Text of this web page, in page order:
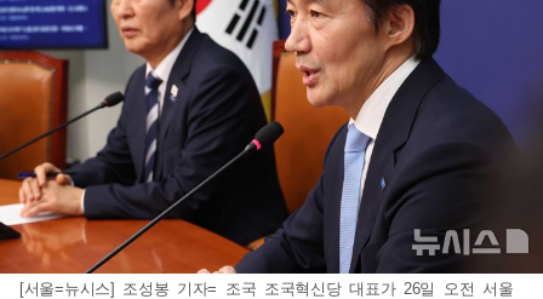
[서울=뉴시스] 조성봉 기자= 조국 조국혁신당 대표가 26일 오전 서울